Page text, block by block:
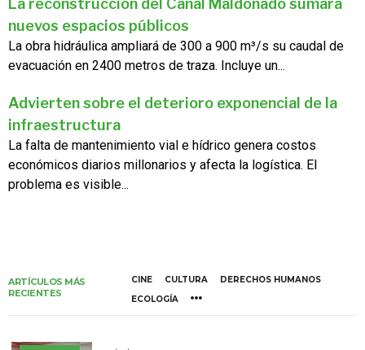
nuevos espacios públicos
La obra hidráulica ampliará de 300 a 900 m³/s su caudal de
evacuación en 2400 metros de traza. Incluye un...
Advierten sobre el deterioro exponencial de la
infraestructura
La falta de mantenimiento vial e hídrico genera costos
económicos diarios millonarios y afecta la logística. El
problema es visible...
ARTÍCULOS MÁS
RECIENTES
CINE CULTURA
DERECHOS HUMANOS
ECOLOGÍA